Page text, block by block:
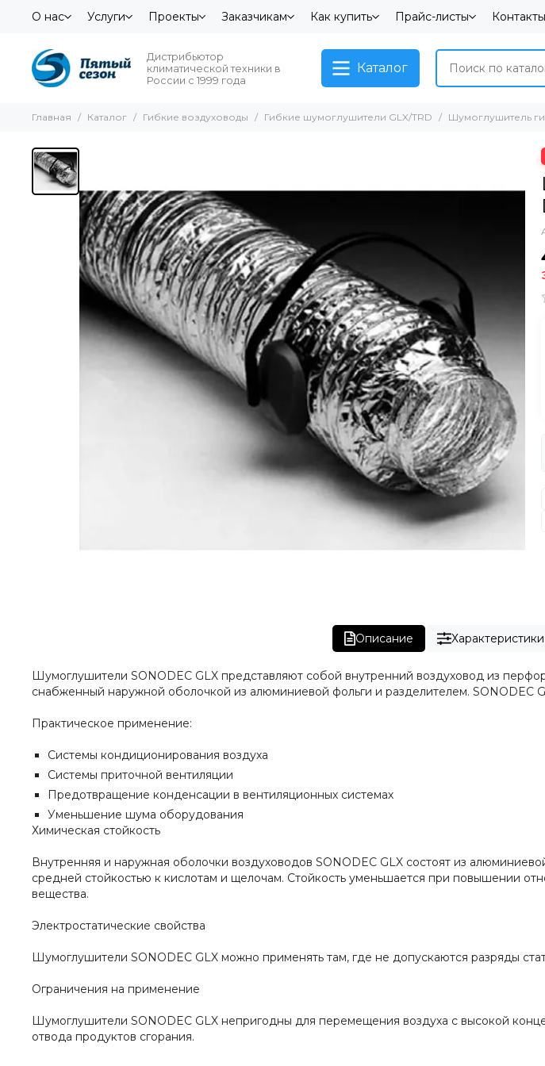
О нас Услуги Проекты Заказчикам Как купить Прайс-листы Контакты
Дистрибьютор
климатической техники в
России с 1999 года
Каталог
Главная Каталог Гибкие воздуховоды Гибкие шумоглушители GLX/TRD Шумоглушитель
Описание Характеристики
Шумоглушители SONODEC GLX представляют собой внутренний воздуховод из
снабженный наружной оболочкой из алюминиевой фольги и разделителем.
Практическое применение:
Системы кондиционирования воздуха
Системы приточной вентиляции
Предотвращение конденсации в вентиляционных системах
Уменьшение шума оборудования
Химическая стойкость
Внутренняя и наружная оболочки воздуховодов SONODEC GLX состоят из
средней стойкостью к кислотам и щелочам. Стойкость уменьшается при повышении
вещества.
Электростатические свойства
Шумоглушители SONODEC GLX можно применять там, где не допускаются разряды
Ограничения на применение
Шумоглушители SONODEC GLX непригодны для перемещения воздуха с высокой
отвода продуктов сгорания.